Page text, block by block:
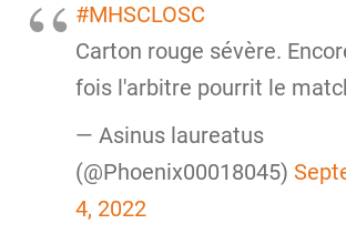
#MHSCLOSC
Carton rouge sévère.
fois l'arbitre pourrit le
— Asinus laureatus
(@Phoenix00018045)
4, 2022